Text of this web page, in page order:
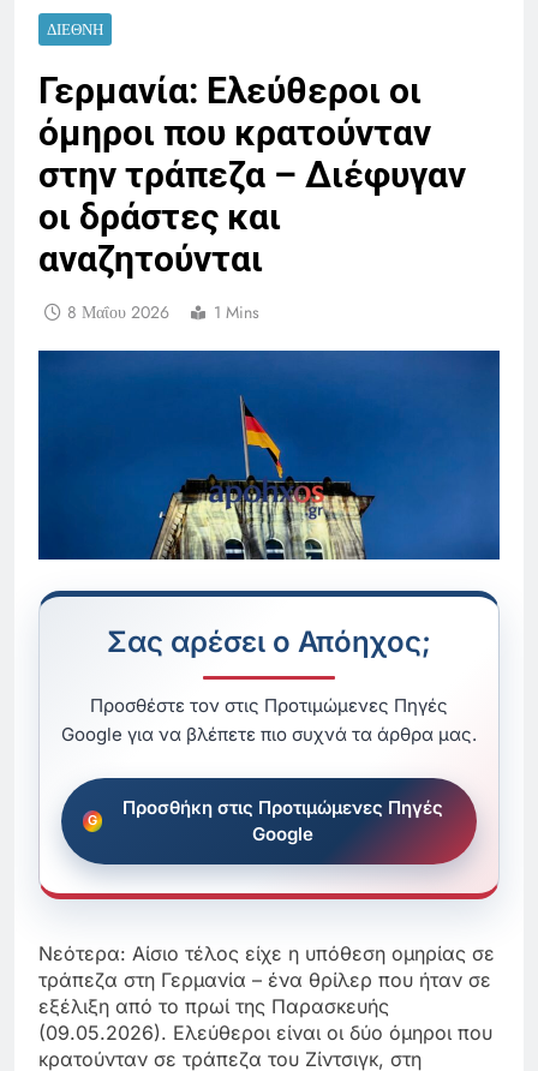
ΔΙΕΘΝΉ
Γερμανία: Ελεύθεροι οι
όμηροι που κρατούνταν
στην τράπεζα – Διέφυγαν
οι δράστες και
αναζητούνται
8 Μαΐου 2026 1 Mins
Σας αρέσει ο Απόηχος;
Προσθέστε τον στις Προτιμώμενες Πηγές
Google για να βλέπετε πιο συχνά τα άρθρα μας.
Προσθήκη στις Προτιμώμενες Πηγές
Google
Νεότερα: Αίσιο τέλος είχε η υπόθεση ομηρίας σε
τράπεζα στη Γερμανία – ένα θρίλερ που ήταν σε
εξέλιξη από το πρωί της Παρασκευής
(09.05.2026). Ελεύθεροι είναι οι δύο όμηροι που
κρατούνταν σε τράπεζα του Ζίντσιγκ, στη